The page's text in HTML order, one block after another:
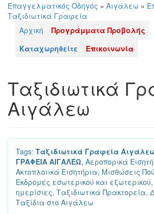
Επαγγελματικός Οδηγός » Αιγάλεω »
Ταξιδιωτικά Γραφεία
Αρχική
Προγράμματα Προβολής
Καταχωρηθείτε
Επικοινωνία
Ταξιδιωτικά
Αιγάλεω
Tags: Ταξιδιωτικά Γραφεία
ΓΡΑΦΕΙΑ ΑΙΓΑΛΕΩ, Αεροπορικά
Ακτοπλοιικά Εισητήρια, Μισθώσεις
Εκδρομές εσωτερικού και
ημερίσιες, Ταξιδιωτικά Πρακτορεία,
Ταξίδια στο Αιγάλεω